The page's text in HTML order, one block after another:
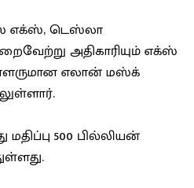
எக்ஸ், டெஸ்லா
அதிகாரியும் எக்ஸ்
எலான் மஸ்க்
500 பில்லியன்